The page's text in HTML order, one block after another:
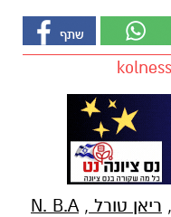
, ריאן טורל ,
N. B.A